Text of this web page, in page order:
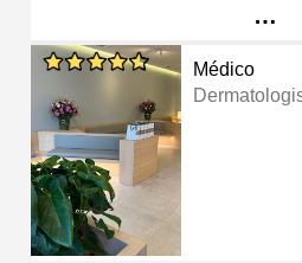
…
Médico